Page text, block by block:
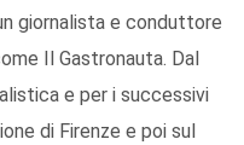
giornalista e conduttore
Il Gastronauta. Dal
e per i successivi
di Firenze e poi sul